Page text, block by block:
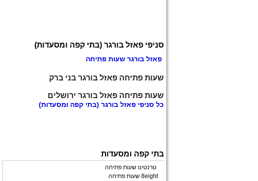
סניפי פאזל בורגר (בתי קפה ומסעדות)
פאזל בורגר שעות פתיחה
שעות פתיחה פאזל בורגר בני ברק
שעות פתיחה פאזל בורגר ירושלים
כל סניפי פאזל בורגר (בתי קפה ומסעדות)
בתי קפה ומסעדות
טרנטינו שעות פתיחה
8eight שעות פתיחה